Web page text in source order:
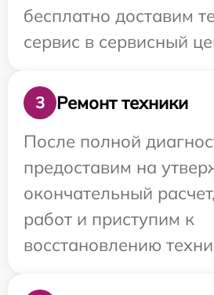
бесплатно доставим
сервис в сервисный
3
Ремонт техники
После полной
предоставим на
окончательный
работ и приступим к
восстановлению